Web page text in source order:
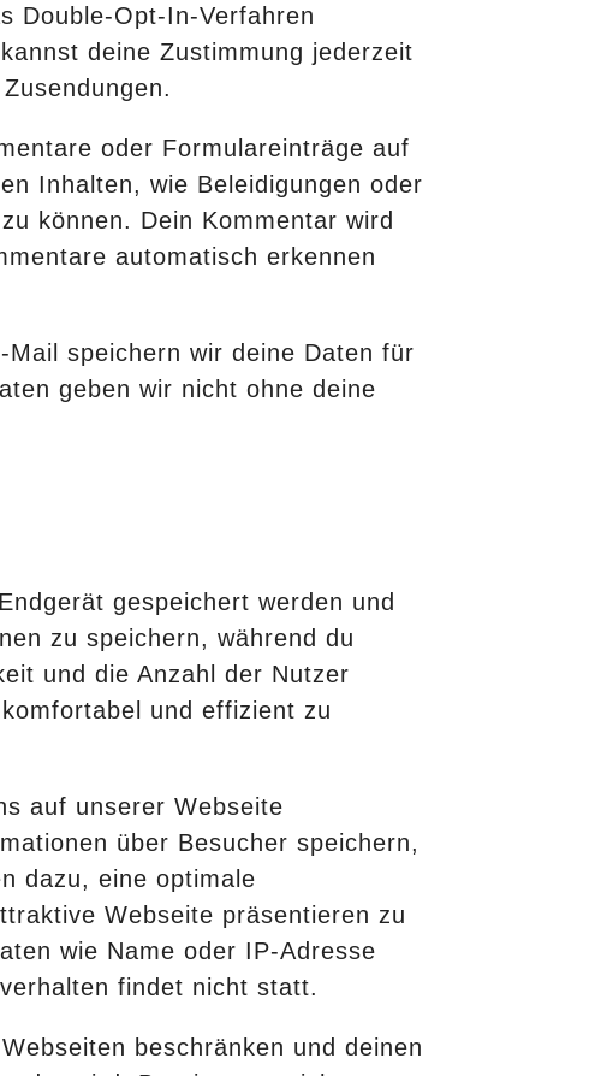
Double-Opt-In-Verfahren
deine Zustimmung jederzeit
oder Formulareinträge auf
Inhalten, wie Beleidigungen oder
können. Dein Kommentar wird
automatisch erkennen
speichern wir deine Daten für
geben wir nicht ohne deine
gespeichert werden und
zu speichern, während du
und die Anzahl der Nutzer
und effizient zu
auf unserer Webseite
über Besucher speichern,
dazu, eine optimale
Webseite präsentieren zu
wie Name oder IP-Adresse
findet nicht statt.
beschränken und deinen